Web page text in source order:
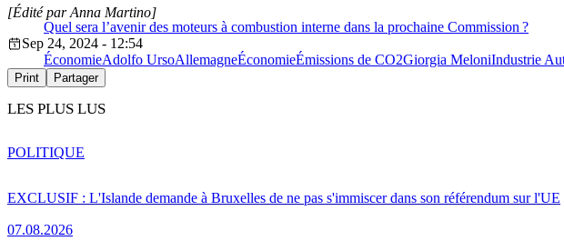
Quel sera l’avenir des moteurs à combustion interne dans la prochaine Commission ?
[Édité par Anna Martino]
Sep 24, 2024 - 12:54
ÉconomieAdolfo UrsoAllemagneÉconomieÉmissions de CO2Giorgia MeloniIndustrie
Print Partager
LES PLUS LUS
EXCLUSIF : L'Islande demande à Bruxelles de ne pas s'immiscer dans son référendum sur l'UE
07.08.2026
POLITIQUE